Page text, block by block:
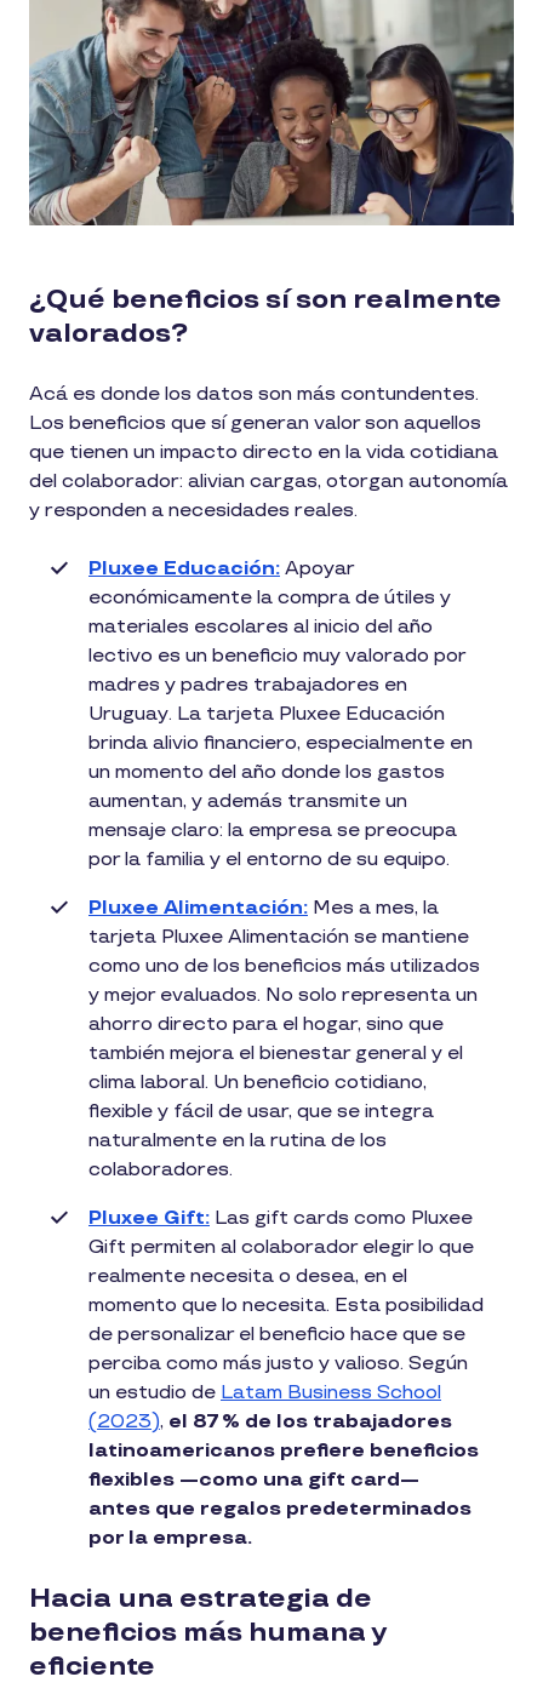
¿Qué beneficios sí son realmente
valorados?
Acá es donde los datos son más contundentes.
Los beneficios que sí generan valor son aquellos
que tienen un impacto directo en la vida cotidiana
del colaborador: alivian cargas, otorgan autonomía
y responden a necesidades reales.
Pluxee Educación: Apoyar
económicamente la compra de útiles y
materiales escolares al inicio del año
lectivo es un beneficio muy valorado por
madres y padres trabajadores en
Uruguay. La tarjeta Pluxee Educación
brinda alivio financiero, especialmente en
un momento del año donde los gastos
aumentan, y además transmite un
mensaje claro: la empresa se preocupa
por la familia y el entorno de su equipo.
Pluxee Alimentación: Mes a mes, la
tarjeta Pluxee Alimentación se mantiene
como uno de los beneficios más utilizados
y mejor evaluados. No solo representa un
ahorro directo para el hogar, sino que
también mejora el bienestar general y el
clima laboral. Un beneficio cotidiano,
flexible y fácil de usar, que se integra
naturalmente en la rutina de los
colaboradores.
Pluxee Gift: Las gift cards como Pluxee
Gift permiten al colaborador elegir lo que
realmente necesita o desea, en el
momento que lo necesita. Esta posibilidad
de personalizar el beneficio hace que se
perciba como más justo y valioso. Según
un estudio de Latam Business School
(2023), el 87 % de los trabajadores
latinoamericanos prefiere beneficios
flexibles —como una gift card—
antes que regalos predeterminados
por la empresa.
Hacia una estrategia de
beneficios más humana y
eficiente